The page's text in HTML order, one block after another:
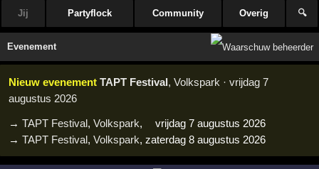
Jij Partyflock Community Overig 🔍
Evenement
Nieuw evenement TAPT Festival, Volkspark · vrijdag 7
augustus 2026
→TAPT Festival,Volkspark,
vrijdag 7 augustus 2026
→TAPT Festival,Volkspark,zaterdag 8 augustus 2026